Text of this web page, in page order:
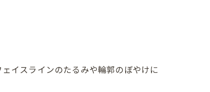
イスラインのたるみや輪郭のぼやけに